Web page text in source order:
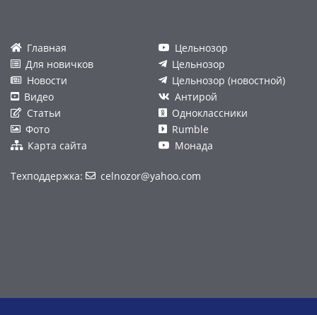
Главная
Для новичков
Новости
Видео
Статьи
Фото
Карта сайта
Цельнозор
Цельнозор
Цельнозор (новостной)
Антирой
Одноклассники
Rumble
Монада
Техподдержка: celnozor@yahoo.com